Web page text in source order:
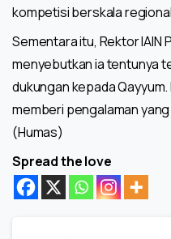
kompetisi berskala
Sementara itu, Rektor IAIN
menyebutkan ia tentunya
dukungan kepada
memberi pengalaman
(Humas)
Spread the love